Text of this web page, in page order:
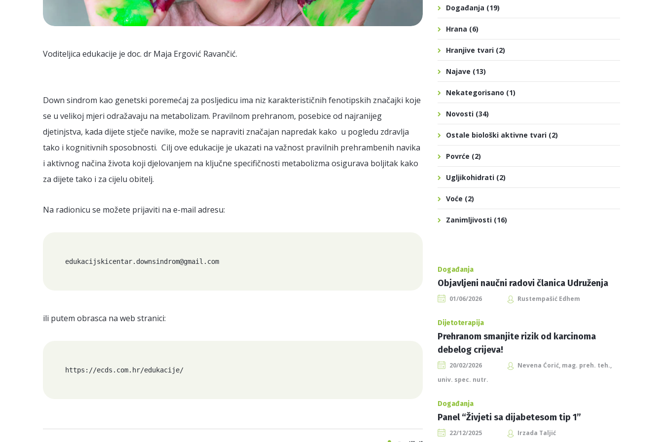
Voditeljica edukacije je doc. dr Maja Ergović Ravančić.
Down sindrom kao genetski poremećaj za posljedicu ima niz karakterističnih fenotipskih značajki koje
se u velikoj mjeri odražavaju na metabolizam. Pravilnom prehranom, posebice od najranijeg
djetinjstva, kada dijete stječe navike, može se napraviti značajan napredak kako u pogledu zdravlja
tako i kognitivnih sposobnosti. Cilj ove edukacije je ukazati na važnost pravilnih prehrambenih navika
i aktivnog načina života koji djelovanjem na ključne specifičnosti metabolizma osigurava boljitak kako
za dijete tako i za cijelu obitelj.
Na radionicu se možete prijaviti na e-mail adresu:
edukacijskicentar.downsindrom@gmail.com
ili putem obrasca na web stranici:
https://ecds.com.hr/edukacije/
Događanja (19)
Hrana (6)
Hranjive tvari (2)
Najave (13)
Nekategorisano (1)
Novosti (34)
Ostale biološki aktivne tvari (2)
Povrće (2)
Ugljikohidrati (2)
Voće (2)
Zanimljivosti (16)
Događanja
Objavljeni naučni radovi članica Udruženja
01/06/2026 Rustempašić Edhem
Dijetoterapija
Prehranom smanjite rizik od karcinoma
debelog crijeva!
20/02/2026
Nevena Ćorić, mag. preh. teh.,
univ. spec. nutr.
Događanja
Panel “Živjeti sa dijabetesom tip 1”
22/12/2025 Irzada Taljić